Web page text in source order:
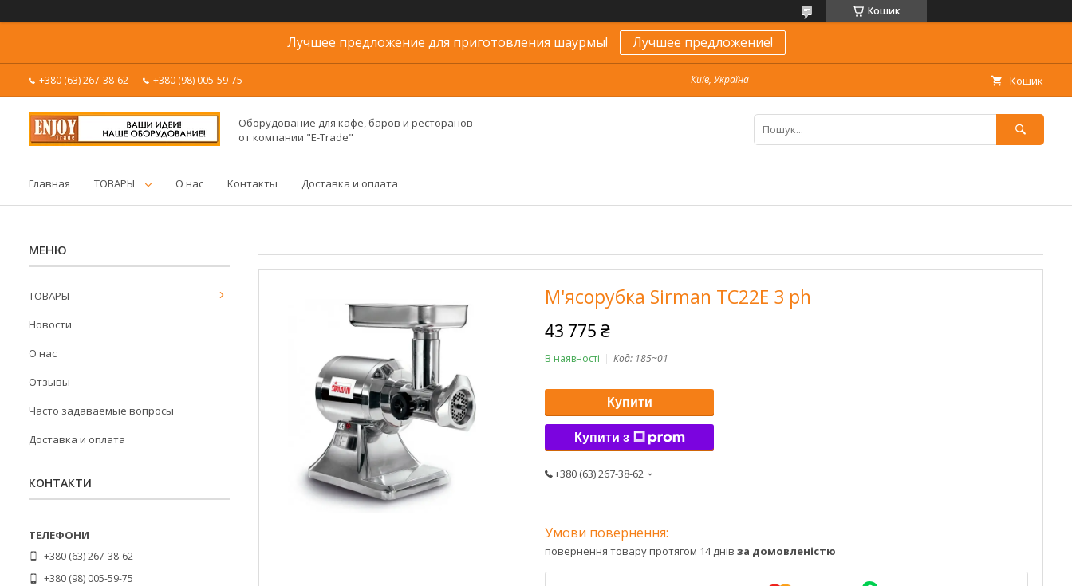
Кошик
Лучшее предложение для приготовления шаурмы! Лучшее предложение!
+380 (63) 267-38-62 +380 (98) 005-59-75 Київ, Україна Кошик
Оборудование для кафе, баров и ресторанов
от компании "E-Trade"
Главная ТОВАРЫ О нас Контакты Доставка и оплата
М'ясорубка Sirman TC22E 3 ph
43 775 ₴
В наявності Код: 185~01
Купити
Купити з
+380 (63) 267-38-62
повернення товару протягом 14 днів за домовленістю
ТОВАРЫ
Новости
О нас
Отзывы
Часто задаваемые вопросы
Доставка и оплата
КОНТАКТИ
+380 (63) 267-38-62
+380 (98) 005-59-75